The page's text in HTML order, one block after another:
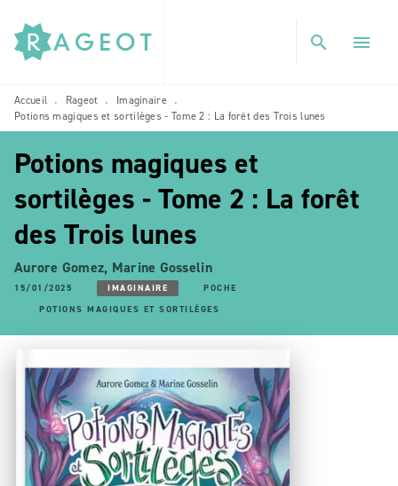
MENU RECHERCHE
PIED DE PAGE
search menu
Accueil • Rageot • Imaginaire •
Potions magiques et sortilèges - Tome 2 : La forêt des Trois lunes
Potions magiques et
sortilèges - Tome 2 : La forêt
des Trois lunes
Aurore Gomez, Marine Gosselin
15/01/2025 IMAGINAIRE
POCHE
POTIONS MAGIQUES ET SORTILÈGES